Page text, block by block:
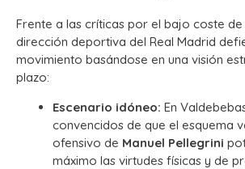
Frente a las críticas por el bajo coste
dirección deportiva del Real Madrid
movimiento basándose en una visión
plazo:
Escenario idóneo: En
convencidos de que el esquema
ofensivo de Manuel Pellegrini
máximo las virtudes físicas y de